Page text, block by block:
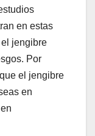
en estas
jengibre
Por
el jengibre
en